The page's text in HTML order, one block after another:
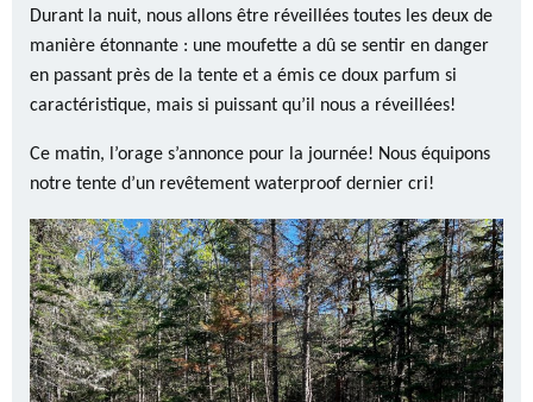
Durant la nuit, nous allons être réveillées toutes les deux de
manière étonnante : une moufette a dû se sentir en danger
en passant près de la tente et a émis ce doux parfum si
caractéristique, mais si puissant qu’il nous a réveillées!
Ce matin, l’orage s’annonce pour la journée! Nous équipons
notre tente d’un revêtement waterproof dernier cri!